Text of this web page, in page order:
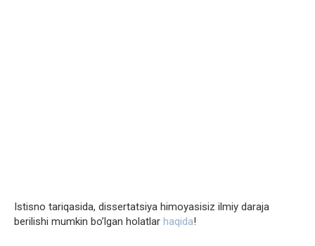
Istisno tariqasida, dissertatsiya himoyasisiz ilmiy daraja
berilishi mumkin bo’lgan holatlar haqida!